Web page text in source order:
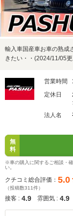
輸入車国産車お車の熟成
きたい・・(2024/11/05
営業時間
定休日
法人名
無
料
※車の購入に関するご相談・
い。
クチコミ総合評価： 5.0
（投稿数311件）
接客 : 4.9 雰囲気 : 4.9